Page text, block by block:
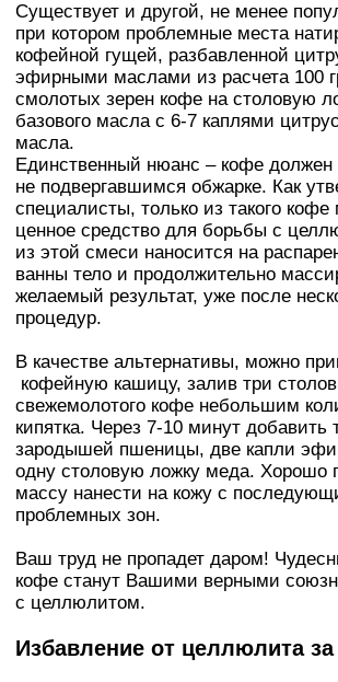
Существует и другой, не менее
при котором проблемные места
кофейной гущей, разбавленной
эфирными маслами из расчета 100
смолотых зерен кофе на столовую
базового масла с 6-7 каплями
масла.
Единственный нюанс – кофе
не подвергавшимся обжарке. Как
специалисты, только из такого
ценное средство для борьбы с
из этой смеси наносится на
ванны тело и продолжительно
желаемый результат, уже после
процедур.
В качестве альтернативы, можно
кофейную кашицу, залив три
свежемолотого кофе небольшим
кипятка. Через 7-10 минут добавить
зародышей пшеницы, две капли
одну столовую ложку меда. Хорошо
массу нанести на кожу с
проблемных зон.
Ваш труд не пропадет даром!
кофе станут Вашими верными
с целлюлитом.
Избавление от целлюлита